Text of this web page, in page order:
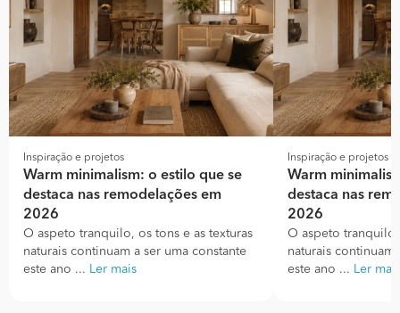
Inspiração e projetos
Warm minimalism: o estilo que se
destaca nas remodelações em
2026
O aspeto tranquilo, os tons e as texturas
naturais continuam a ser uma constante
este ano ... Ler mais
Inspiração e projetos
Warm
destaca nas
2026
O aspeto
naturais continuam
este ano ... Ler mais